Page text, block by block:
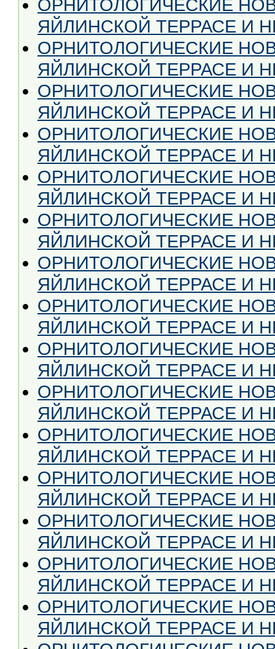
ОРНИТОЛОГИЧЕСКИЕ
ЯЙЛИНСКОЙ ТЕРРАСЕ И
ОРНИТОЛОГИЧЕСКИЕ
ЯЙЛИНСКОЙ ТЕРРАСЕ И
ОРНИТОЛОГИЧЕСКИЕ
ЯЙЛИНСКОЙ ТЕРРАСЕ И
ОРНИТОЛОГИЧЕСКИЕ
ЯЙЛИНСКОЙ ТЕРРАСЕ И
ОРНИТОЛОГИЧЕСКИЕ
ЯЙЛИНСКОЙ ТЕРРАСЕ И
ОРНИТОЛОГИЧЕСКИЕ
ЯЙЛИНСКОЙ ТЕРРАСЕ И
ОРНИТОЛОГИЧЕСКИЕ
ЯЙЛИНСКОЙ ТЕРРАСЕ И
ОРНИТОЛОГИЧЕСКИЕ
ЯЙЛИНСКОЙ ТЕРРАСЕ И
ОРНИТОЛОГИЧЕСКИЕ
ЯЙЛИНСКОЙ ТЕРРАСЕ И
ОРНИТОЛОГИЧЕСКИЕ
ЯЙЛИНСКОЙ ТЕРРАСЕ И
ОРНИТОЛОГИЧЕСКИЕ
ЯЙЛИНСКОЙ ТЕРРАСЕ И
ОРНИТОЛОГИЧЕСКИЕ
ЯЙЛИНСКОЙ ТЕРРАСЕ И
ОРНИТОЛОГИЧЕСКИЕ
ЯЙЛИНСКОЙ ТЕРРАСЕ И
ОРНИТОЛОГИЧЕСКИЕ
ЯЙЛИНСКОЙ ТЕРРАСЕ И
ОРНИТОЛОГИЧЕСКИЕ
ЯЙЛИНСКОЙ ТЕРРАСЕ И